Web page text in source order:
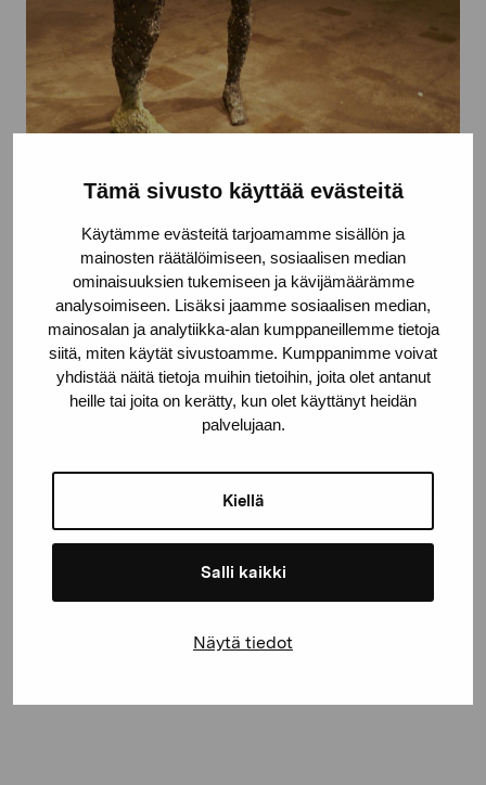
Tämä sivusto käyttää evästeitä
Käytämme evästeitä tarjoamamme sisällön ja
mainosten räätälöimiseen, sosiaalisen median
ominaisuuksien tukemiseen ja kävijämäärämme
analysoimiseen. Lisäksi jaamme sosiaalisen median,
mainosalan ja analytiikka-alan kumppaneillemme tietoja
siitä, miten käytät sivustoamme. Kumppanimme voivat
yhdistää näitä tietoja muihin tietoihin, joita olet antanut
heille tai joita on kerätty, kun olet käyttänyt heidän
palvelujaan.
Kiellä
Salli kaikki
Näytä tiedot
Sederholm Joakim, 2008
Ett stycke himmel